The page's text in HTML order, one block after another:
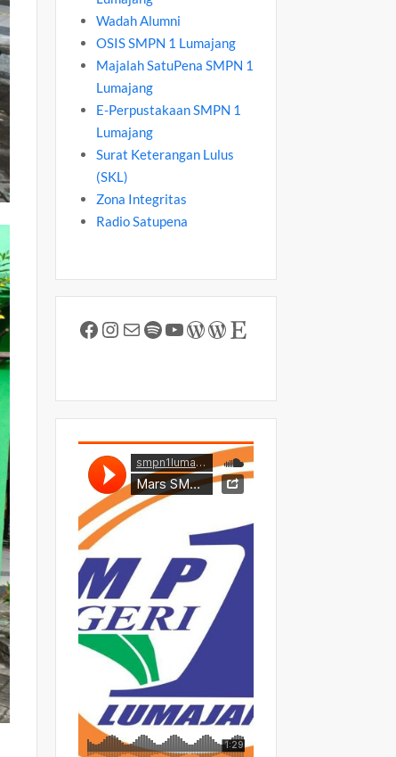
Wadah Alumni
OSIS SMPN 1 Lumajang
Majalah SatuPena SMPN 1
Lumajang
E-Perpustakaan SMPN 1
Lumajang
Surat Keterangan Lulus
(SKL)
Zona Integritas
Radio Satupena
Facebook
Instagram
MailSpotify
YouTube
WordPress
WordPress
Etsy